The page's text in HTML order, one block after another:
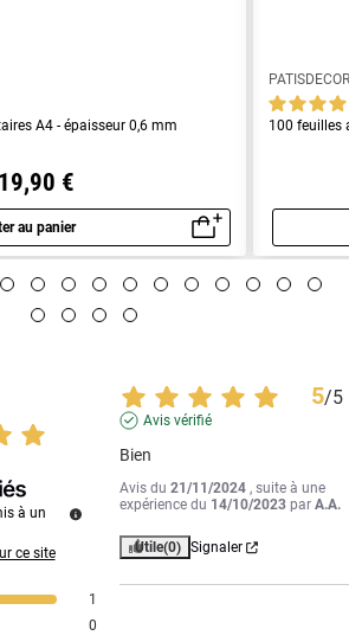
A4 - épaisseur 0,6 mm
19,90 €
au panier
Aperçu rapide
100 feuilles
à un
ce site
1
0
5/5
Avis vérifié
Bien
Avis du21/11/2024 , suite à une
expérience du 14/10/2023 parA.A.
Utile(0) Signaler